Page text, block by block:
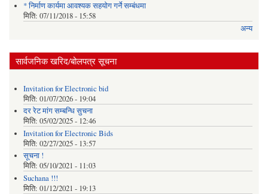
* निर्माण कार्यमा आवश्यक सहयोग गर्ने सम्बंधमा
मिति: 07/11/2018 - 15:58
अन्य
सार्वजनिक खरिद/बोलपत्र सूचना
Invitation for Electronic bid
मिति: 01/07/2026 - 19:04
दर रेट मांग सम्बन्धि सुचना
मिति: 05/02/2025 - 12:46
Invitation for Electronic Bids
मिति: 02/27/2025 - 13:57
सूचना !
मिति: 05/10/2021 - 11:03
Suchana !!!
मिति: 01/12/2021 - 19:13